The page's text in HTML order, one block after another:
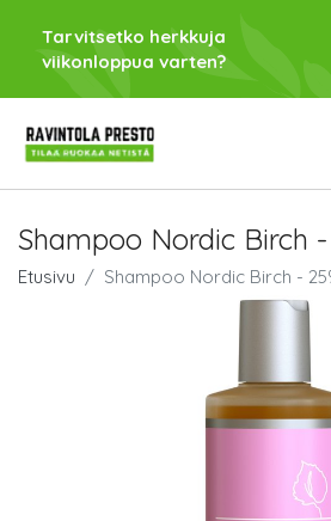
Tarvitsetko herkkuja
viikonloppua varten?
Shampoo Nordic Birch
Etusivu Shampoo Nordic Birch -